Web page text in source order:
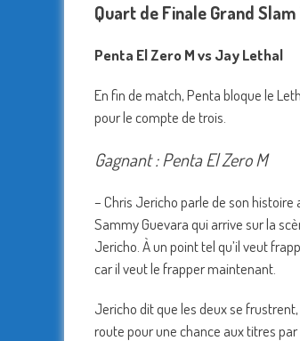
Quart de Finale Grand
Penta El Zero M vs Jay Lethal
En fin de match, Penta bloque le
pour le compte de trois.
Gagnant : Penta El Zero M
– Chris Jericho parle de son
Sammy Guevara qui arrive sur la
Jericho. À un point tel qu’il veut
car il veut le frapper maintenant.
Jericho dit que les deux se
route pour une chance aux titres